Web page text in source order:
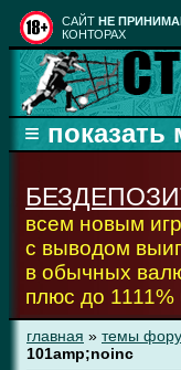
CАЙТ НЕ
КОНТОРАХ
всем новым
с выводом
в обычных
плюс до
главная » темы
101amp;noinc